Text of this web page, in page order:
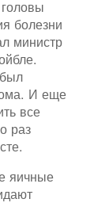
болезни
министр
И еще
все
раз
яичные